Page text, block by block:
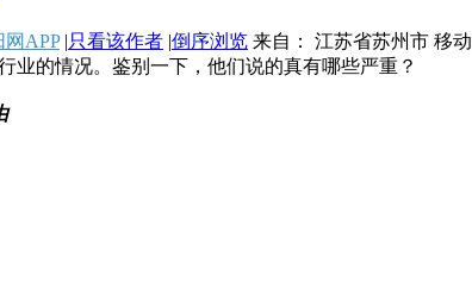
APP |只看该作者 |倒序浏览 来自： 江苏省苏州市 移动
业的情况。鉴别一下，他们说的真有哪些严重？